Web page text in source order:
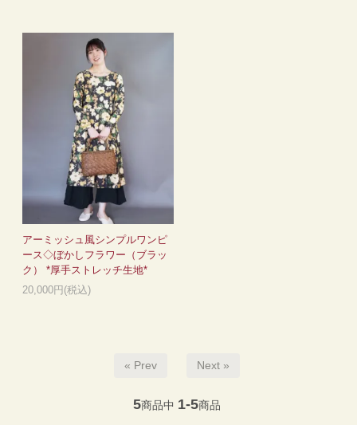
アーミッシュ風シンプルワンピ
ース◇ぼかしフラワー（ブラッ
ク） *厚手ストレッチ生地*
20,000円(税込)
« Prev Next »
5商品中 1-5商品